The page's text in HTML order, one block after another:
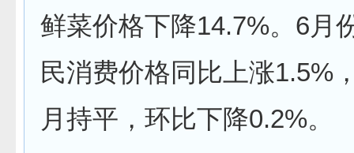
鲜菜价格下降14.7%。6月
民消费价格同比上涨1.5%
月持平，环比下降0.2%。